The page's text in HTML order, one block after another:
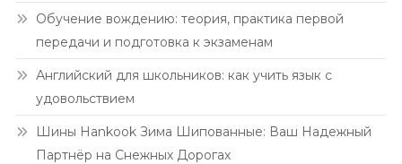
Обучение вождению: теория, практика первой
передачи и подготовка к экзаменам
Английский для школьников: как учить язык с
удовольствием
Шины Hankook Зима Шипованные: Ваш Надежный
Партнёр на Снежных Дорогах